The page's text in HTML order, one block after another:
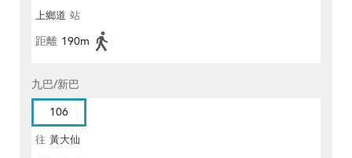
上鄉道 站
距離 190m
九巴/新巴
106
往 黃大仙